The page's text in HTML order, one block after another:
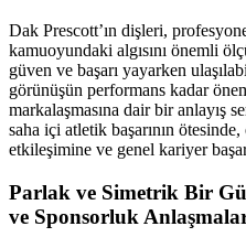
Dak Prescott’ın dişleri,
kamuoyundaki algısını önemli
güven ve başarı yayarken
görünüşün performans kadar
markalaşmasına dair bir anlayış
saha içi atletik başarının
etkileşimine ve genel kariyer
Parlak ve Simetrik Bir
ve Sponsorluk